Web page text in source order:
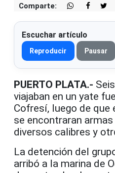
Comparte:
Escuchar artículo
Reproducir Pausar
PUERTO PLATA.-
viajaban en un yate
Cofresí, luego de que
se encontraran
diversos calibres y
La detención del
arribó a la marina de